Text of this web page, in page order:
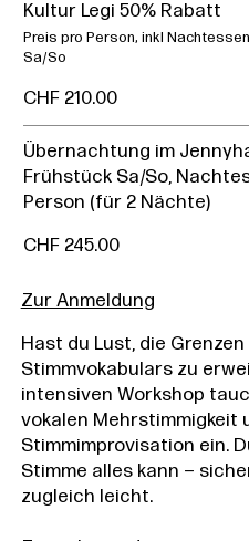
Kultur Legi 50% Rabatt
Preis pro Person, inkl
Sa/So
CHF 210.00
Übernachtung im
Frühstück Sa/So,
Person (für 2 Nächte)
CHF 245.00
Zur Anmeldung
Hast du Lust, die
Stimmvokabulars zu
intensiven Workshop
vokalen Mehrstimmigkeit
Stimmimprovisation ein.
Stimme alles kann –
zugleich leicht.